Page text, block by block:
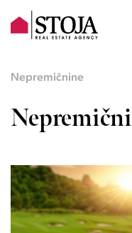
Nepremičnine